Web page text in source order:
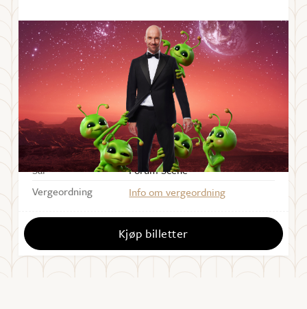
Dagfinn Lyngbø – Kjøreregler i
forbindelse med koloniseringen av Mars
25.09.21
25 SEPTEMBER 2021
Starter
19:00
Sal
Forum Scene
Vergeordning
Info om vergeordning
Kjøp billetter